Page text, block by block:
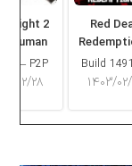
Red
Build
۰۲/۱۷
Light 2
Human
– P2P
۱۴۰۳/